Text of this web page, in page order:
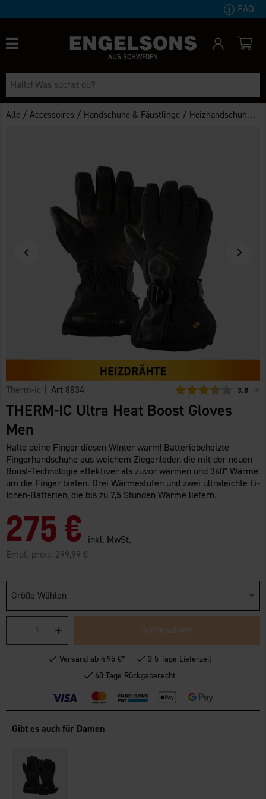
FAQ
AUS SCHWEDEN
Alle /Accessoires / Handschuhe & Fäustlinge / Heizhandschuhe /
Therm-ic | Art 8834 3.8 9
THERM-IC Ultra Heat Boost Gloves
Men
Halte deine Finger diesen Winter warm! Batteriebeheizte
Fingerhandschuhe aus weichem Ziegenleder, die mit der neuen
Boost-Technologie effektiver als zuvor wärmen und 360° Wärme
um die Finger bieten. Drei Wärmestufen und zwei ultraleichte Li-
Ionen-Batterien, die bis zu 7,5 Stunden Wärme liefern.
275 € inkl. MwSt.
Empf. preis: 299,99 €
Größe Wählen
Größe wählen
Versand ab 4,95 €*
3-5 Tage Lieferzeit
60 Tage Rückgaberecht
Gibt es auch für Damen